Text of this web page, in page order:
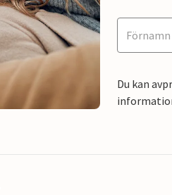
Du kan